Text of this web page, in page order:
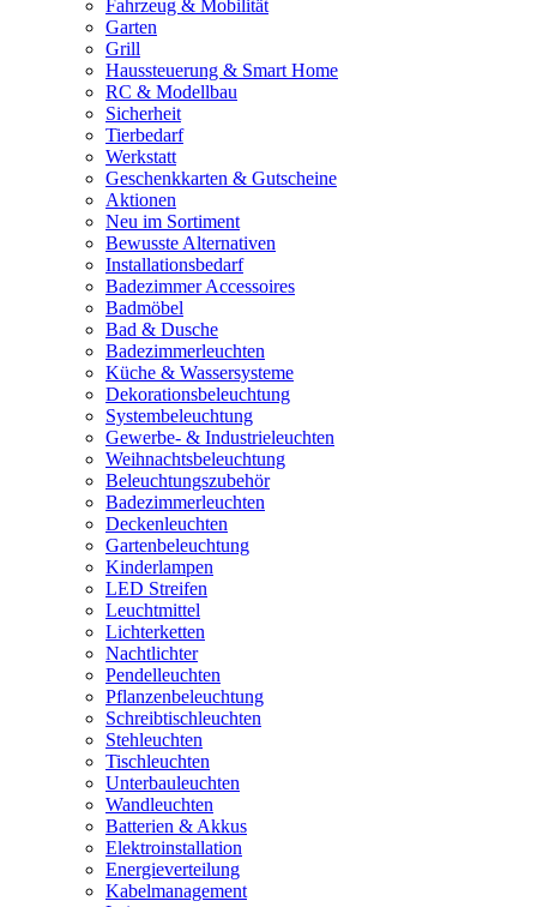
Fahrzeug & Mobilität
Garten
Grill
Haussteuerung & Smart Home
RC & Modellbau
Sicherheit
Tierbedarf
Werkstatt
Geschenkkarten & Gutscheine
Aktionen
Neu im Sortiment
Bewusste Alternativen
Installationsbedarf
Badezimmer Accessoires
Badmöbel
Bad & Dusche
Badezimmerleuchten
Küche & Wassersysteme
Dekorationsbeleuchtung
Systembeleuchtung
Gewerbe- & Industrieleuchten
Weihnachtsbeleuchtung
Beleuchtungszubehör
Badezimmerleuchten
Deckenleuchten
Gartenbeleuchtung
Kinderlampen
LED Streifen
Leuchtmittel
Lichterketten
Nachtlichter
Pendelleuchten
Pflanzenbeleuchtung
Schreibtischleuchten
Stehleuchten
Tischleuchten
Unterbauleuchten
Wandleuchten
Batterien & Akkus
Elektroinstallation
Energieverteilung
Kabelmanagement